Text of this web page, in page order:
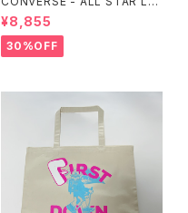
CY OX （ALL BLACK)
¥8,855
30%OFF